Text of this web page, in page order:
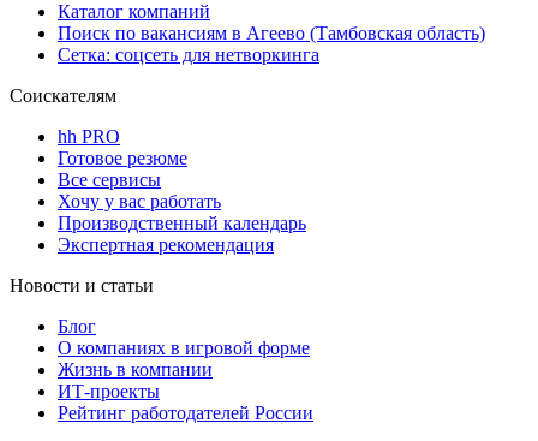
Каталог компаний
Поиск по вакансиям в Агеево (Тамбовская область)
Сетка: соцсеть для нетворкинга
Соискателям
hh PRO
Готовое резюме
Все сервисы
Хочу у вас работать
Производственный календарь
Экспертная рекомендация
Новости и статьи
Блог
О компаниях в игровой форме
Жизнь в компании
ИТ-проекты
Рейтинг работодателей России